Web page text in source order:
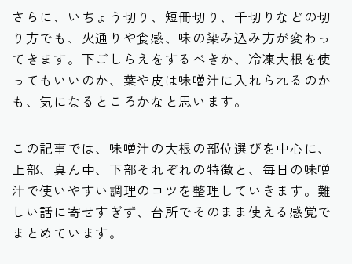
さらに、いちょう切り、短冊切り、千切りなどの切
り方でも、火通りや食感、味の染み込み方が変わっ
てきます。下ごしらえをするべきか、冷凍大根を使
ってもいいのか、葉や皮は味噌汁に入れられるのか
も、気になるところかなと思います。
この記事では、味噌汁の大根の部位選びを中心に、
上部、真ん中、下部それぞれの特徴と、毎日の味噌
汁で使いやすい調理のコツを整理していきます。難
しい話に寄せすぎず、台所でそのまま使える感覚で
まとめています。